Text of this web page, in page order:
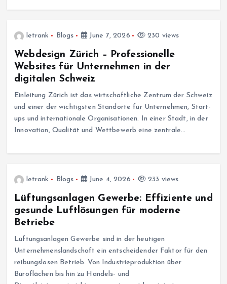
letrank Blogs June 7, 2026 230 views
Webdesign Zürich – Professionelle
Websites für Unternehmen in der
digitalen Schweiz
Einleitung Zürich ist das wirtschaftliche Zentrum der Schweiz
und einer der wichtigsten Standorte für Unternehmen, Start-
ups und internationale Organisationen. In einer Stadt, in der
Innovation, Qualität und Wettbewerb eine zentrale…
letrank Blogs June 4, 2026 233 views
Lüftungsanlagen Gewerbe: Effiziente und
gesunde Luftlösungen für moderne
Betriebe
Lüftungsanlagen Gewerbe sind in der heutigen
Unternehmenslandschaft ein entscheidender Faktor für den
reibungslosen Betrieb. Von Industrieproduktion über
Büroflächen bis hin zu Handels- und